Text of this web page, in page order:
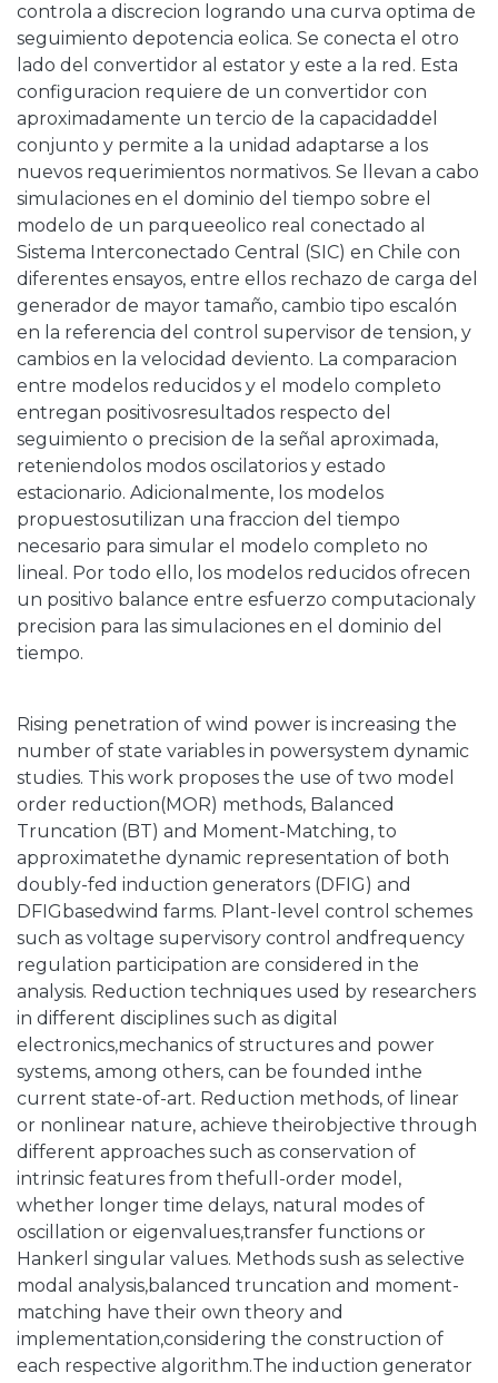
controla a discrecion logrando una curva optima de
seguimiento depotencia eolica. Se conecta el otro
lado del convertidor al estator y este a la red. Esta
configuracion requiere de un convertidor con
aproximadamente un tercio de la capacidaddel
conjunto y permite a la unidad adaptarse a los
nuevos requerimientos normativos. Se llevan a cabo
simulaciones en el dominio del tiempo sobre el
modelo de un parqueeolico real conectado al
Sistema Interconectado Central (SIC) en Chile con
diferentes ensayos, entre ellos rechazo de carga del
generador de mayor tamaño, cambio tipo escalón
en la referencia del control supervisor de tension, y
cambios en la velocidad deviento. La comparacion
entre modelos reducidos y el modelo completo
entregan positivosresultados respecto del
seguimiento o precision de la señal aproximada,
reteniendolos modos oscilatorios y estado
estacionario. Adicionalmente, los modelos
propuestosutilizan una fraccion del tiempo
necesario para simular el modelo completo no
lineal. Por todo ello, los modelos reducidos ofrecen
un positivo balance entre esfuerzo computacionaly
precision para las simulaciones en el dominio del
tiempo.
Rising penetration of wind power is increasing the
number of state variables in powersystem dynamic
studies. This work proposes the use of two model
order reduction(MOR) methods, Balanced
Truncation (BT) and Moment-Matching, to
approximatethe dynamic representation of both
doubly-fed induction generators (DFIG) and
DFIGbasedwind farms. Plant-level control schemes
such as voltage supervisory control andfrequency
regulation participation are considered in the
analysis. Reduction techniques used by researchers
in different disciplines such as digital
electronics,mechanics of structures and power
systems, among others, can be founded inthe
current state-of-art. Reduction methods, of linear
or nonlinear nature, achieve theirobjective through
different approaches such as conservation of
intrinsic features from thefull-order model,
whether longer time delays, natural modes of
oscillation or eigenvalues,transfer functions or
Hankerl singular values. Methods sush as selective
modal analysis,balanced truncation and moment-
matching have their own theory and
implementation,considering the construction of
each respective algorithm.The induction generator